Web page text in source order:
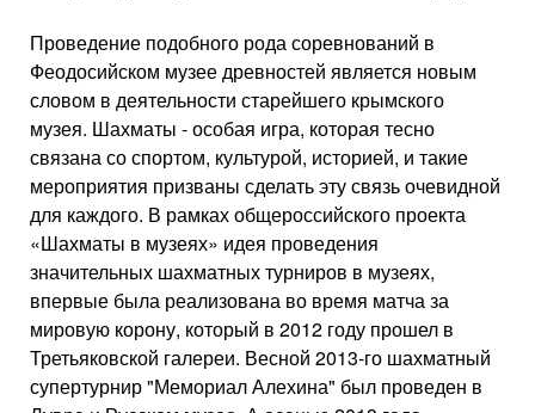
Проведение подобного рода соревнований в
Феодосийском музее древностей является новым
словом в деятельности старейшего крымского
музея. Шахматы - особая игра, которая тесно
связана со спортом, культурой, историей, и такие
мероприятия призваны сделать эту связь очевидной
для каждого. В рамках общероссийского проекта
«Шахматы в музеях» идея проведения
значительных шахматных турниров в музеях,
впервые была реализована во время матча за
мировую корону, который в 2012 году прошел в
Третьяковской галереи. Весной 2013-го шахматный
супертурнир "Мемориал Алехина" был проведен в